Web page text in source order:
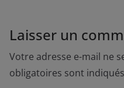
Laisser un
Votre adresse e-mail ne
obligatoires sont